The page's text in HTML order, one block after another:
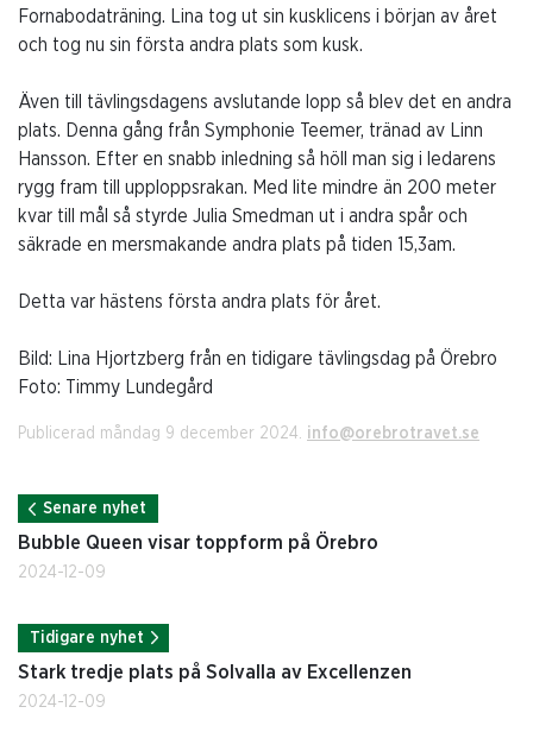
Fornabodaträning. Lina tog ut sin kusklicens i början av året
och tog nu sin första andra plats som kusk.
Även till tävlingsdagens avslutande lopp så blev det en andra
plats. Denna gång från Symphonie Teemer, tränad av Linn
Hansson. Efter en snabb inledning så höll man sig i ledarens
rygg fram till upploppsrakan. Med lite mindre än 200 meter
kvar till mål så styrde Julia Smedman ut i andra spår och
säkrade en mersmakande andra plats på tiden 15,3am.
Detta var hästens första andra plats för året.
Bild: Lina Hjortzberg från en tidigare tävlingsdag på Örebro
Foto: Timmy Lundegård
Publicerad måndag 9 december 2024. info@orebrotravet.se
Senare nyhet
Bubble Queen visar toppform på Örebro
2024-12-09
Tidigare nyhet
Stark tredje plats på Solvalla av Excellenzen
2024-12-09